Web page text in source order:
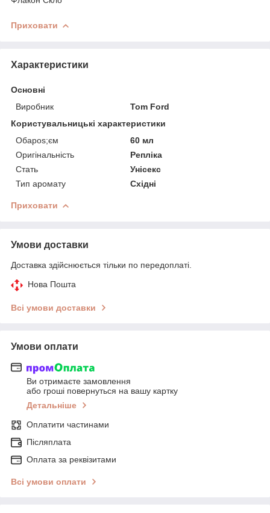
Приховати
Характеристики
Основні
Виробник
Tom Ford
Користувальницькі характеристики
Обapos;єм
60 мл
Оригінальність
Репліка
Стать
Унісекс
Тип аромату
Східні
Приховати
Умови доставки
Доставка здійснюється тільки по передоплаті.
Нова Пошта
Всі умови доставки
Умови оплати
Ви отримаєте замовлення
або гроші повернуться на вашу картку
Детальніше
Оплатити частинами
Післяплата
Оплата за реквізитами
Всі умови оплати